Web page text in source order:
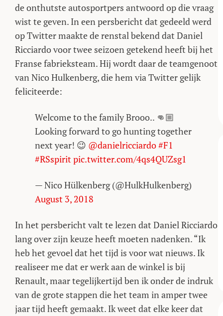
de onthutste autosportpers antwoord op die vraag
wist te geven. In een persbericht dat gedeeld werd
op Twitter maakte de renstal bekend dat Daniel
Ricciardo voor twee seizoen getekend heeft bij het
Franse fabrieksteam. Hij wordt daar de teamgenoot
van Nico Hulkenberg, die hem via Twitter gelijk
feliciteerde:
Welcome to the family Brooo.. 👊🏼
Looking forward to go hunting together
next year! 😉 @danielricciardo#F1
#RSspiritpic.twitter.com/4qs4QUZsg1
— Nico Hülkenberg (@HulkHulkenberg)
August 3, 2018
In het persbericht valt te lezen dat Daniel Ricciardo
lang over zijn keuze heeft moeten nadenken. “Ik
heb het gevoel dat het tijd is voor wat nieuws. Ik
realiseer me dat er werk aan de winkel is bij
Renault, maar tegelijkertijd ben ik onder de indruk
van de grote stappen die het team in amper twee
jaar tijd heeft gemaakt. Ik weet dat elke keer dat